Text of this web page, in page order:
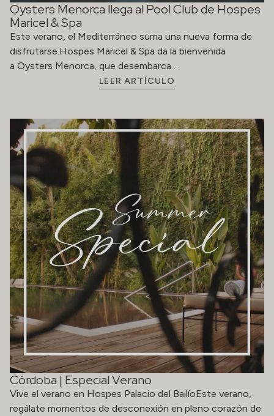
Oysters Menorca llega al Pool Club de Hospes
Maricel & Spa
Este verano, el Mediterráneo suma una nueva forma de
disfrutarse.Hospes Maricel & Spa da la bienvenida
a Oysters Menorca, que desembarca…
LEER ARTÍCULO
Córdoba | Especial Verano
Vive el verano en Hospes Palacio del BailíoEste verano,
regálate momentos de desconexión en pleno corazón de